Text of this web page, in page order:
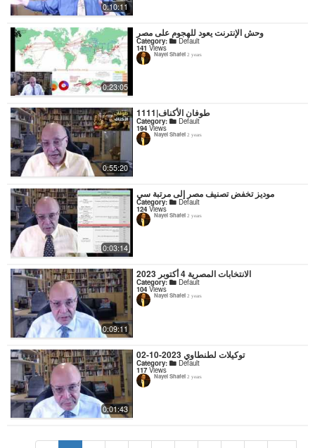
0:10:11
0:23:05
وحش الإنترنت يعود للهجوم على مصر
Category: Default
141 Views
Nayel Shafei 2 years
0:55:20
1111|طوفان الأكناف
Category: Default
194 Views
Nayel Shafei 2 years
0:03:14
موديز تخفض تصنيف مصر إلى مرتبة سي
Category: Default
124 Views
Nayel Shafei 2 years
0:09:11
الانتخابات المصرية 4 أكتوبر 2023
Category: Default
104 Views
Nayel Shafei 2 years
0:01:43
توكيلات لطنطاوي 2023-10-02
Category: Default
117Views
Nayel Shafei 2 years